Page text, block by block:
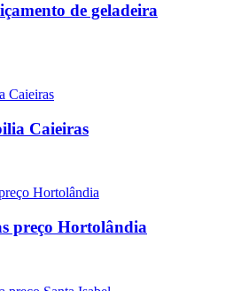
de geladeira
Caieiras
preço Hortolândia